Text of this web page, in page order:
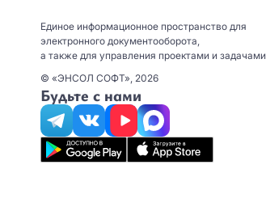
Единое информационное пространство для
электронного документооборота,
а также для управления проектами и задачами
© «ЭНСОЛ СОФТ», 2026
Будьте с нами